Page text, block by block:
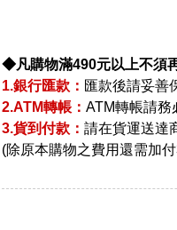
◆凡購物滿490元以上不須
1.銀行匯款： 匯款後請妥善
2.ATM轉帳： ATM轉帳請務
3.貨到付款： 請在貨運送達
(除原本購物之費用還需加